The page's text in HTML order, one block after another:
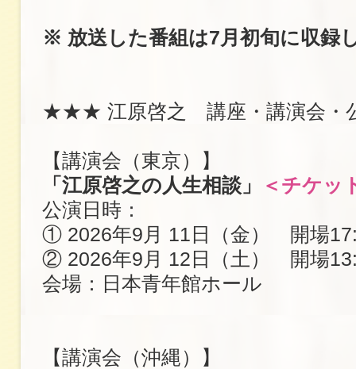
※ 放送した番組は7月初旬に収録
★★★ 江原啓之 講座・講演会
【講演会（東京）】
「江原啓之の人生相談」
＜チケッ
公演日時：
① 2026年9月 11日（金） 開場
② 2026年9月 12日（土） 開場
会場：日本青年館ホール
【講演会（沖縄）】